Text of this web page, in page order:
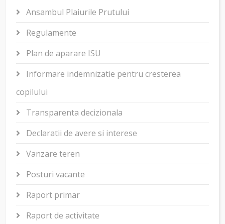
Ansambul Plaiurile Prutului
Regulamente
Plan de aparare ISU
Informare indemnizatie pentru cresterea
copilului
Transparenta decizionala
Declaratii de avere si interese
Vanzare teren
Posturi vacante
Raport primar
Raport de activitate